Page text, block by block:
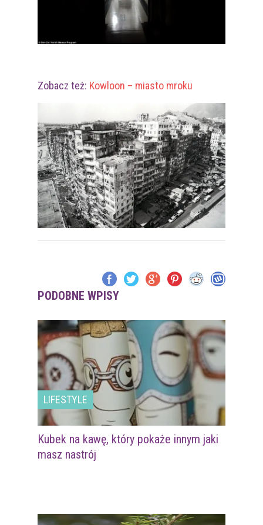
Zobacz też: Kowloon – miasto mroku
PODOBNE WPISY
LIFESTYLE
Kubek na kawę, który pokaże innym jaki
masz nastrój